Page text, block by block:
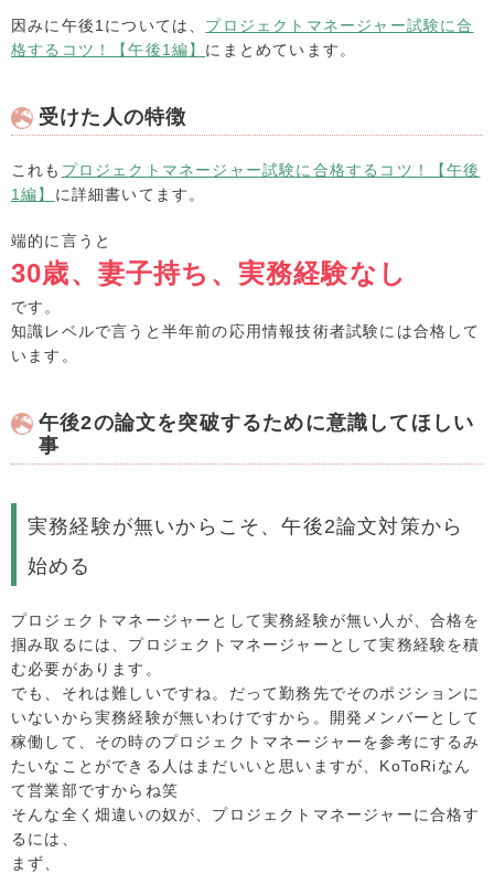
因みに午後1については、 プロジェクトマネージャー試験に合
格するコツ！【午後1編】 にまとめています。
受けた人の特徴
これも プロジェクトマネージャー試験に合格するコツ！【午後
1編】 に詳細書いてます。
端的に言うと
30歳、妻子持ち、実務経験なし
です。
知識レベルで言うと半年前の応用情報技術者試験には合格して
います。
午後2の論文を突破するために意識してほしい
事
実務経験が無いからこそ、午後2論文対策から
始める
プロジェクトマネージャーとして実務経験が無い人が、合格を
掴み取るには、プロジェクトマネージャーとして実務経験を積
む必要があります。
でも、それは難しいですね。だって勤務先でそのポジションに
いないから実務経験が無いわけですから。開発メンバーとして
稼働して、その時のプロジェクトマネージャーを参考にするみ
たいなことができる人はまだいいと思いますが、KoToRiなん
て営業部ですからね笑
そんな全く畑違いの奴が、プロジェクトマネージャーに合格す
るには、
まず、